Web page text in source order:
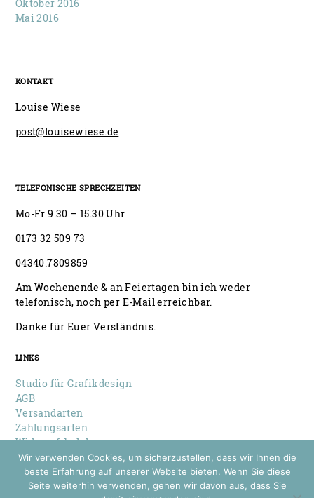
Oktober 2016
Mai 2016
KONTAKT
Louise Wiese
post@louisewiese.de
TELEFONISCHE SPRECHZEITEN
Mo-Fr 9.30 – 15.30 Uhr
0173 32 509 73
04340.7809859
Am Wochenende & an Feiertagen bin ich weder
telefonisch, noch per E-Mail erreichbar.
Danke für Euer Verständnis.
LINKS
Studio für Grafikdesign
AGB
Versandarten
Zahlungsarten
Widerrufsbelehrung
Datenschutz
Impressum
Wir verwenden Cookies, um sicherzustellen, dass wir Ihnen die
beste Erfahrung auf unserer Website bieten. Wenn Sie diese
Seite weiterhin verwenden, gehen wir davon aus, dass Sie